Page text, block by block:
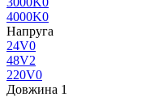
4000K0
Напруга
24V0
48V2
220V0
Довжина 1